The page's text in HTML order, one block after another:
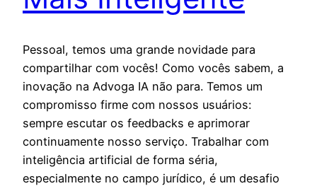
Pessoal, temos uma grande novidade para
compartilhar com vocês! Como vocês sabem, a
inovação na Advoga IA não para. Temos um
compromisso firme com nossos usuários:
sempre escutar os feedbacks e aprimorar
continuamente nosso serviço. Trabalhar com
inteligência artificial de forma séria,
especialmente no campo jurídico, é um desafio